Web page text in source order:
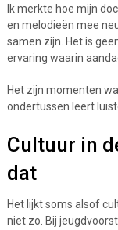
Ik merkte hoe mijn
en melodieën mee
samen zijn. Het is
ervaring waarin
Het zijn momenten
ondertussen leert
Cultuur in
dat
Het lijkt soms alsof
niet zo. Bij